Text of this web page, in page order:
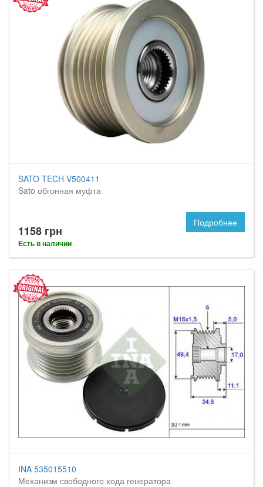
SATO TECH V500411
Sato обгонная муфта
1158 грн
Есть в наличии
Подробнее
INA 535015510
Механизм свободного хода генератора